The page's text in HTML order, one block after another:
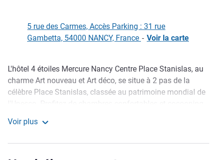
5 rue des Carmes, Accès Parking : 31 rue
Gambetta, 54000 NANCY, France - Voir la carte
Description
L'hôtel 4 étoiles Mercure Nancy Centre Place Stanislas, au
charme Art nouveau et Art déco, se situe à 2 pas de la
célèbre Place Stanislas, classée au patrimoine mondial de
gastronomie lorraine. Vos rendez-vous professionnels sont
Voir plus